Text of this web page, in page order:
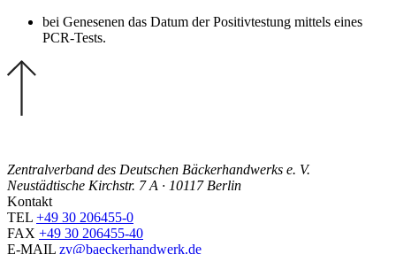
bei Genesenen das Datum der Positivtestung mittels eines
PCR-Tests.
Zentralverband des Deutschen Bäckerhandwerks e. V.
Neustädtische Kirchstr. 7 A · 10117 Berlin
Kontakt
TEL +49 30 206455-0
FAX +49 30 206455-40
E-MAIL zv@baeckerhandwerk.de